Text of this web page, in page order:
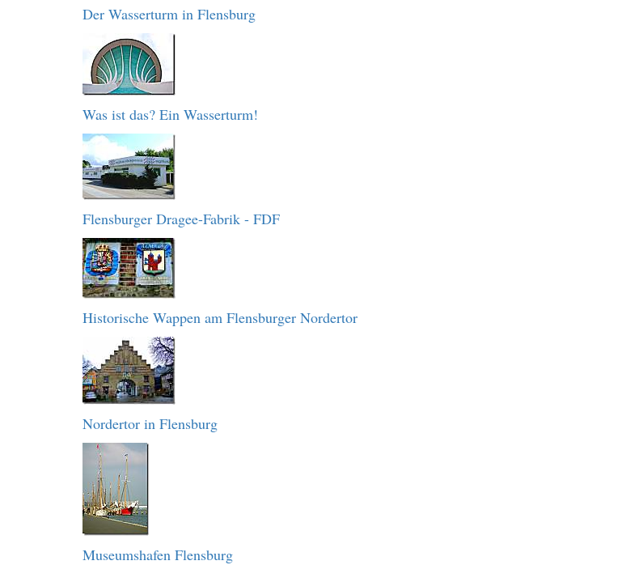
Der Wasserturm in Flensburg
Was ist das? Ein Wasserturm!
Flensburger Dragee-Fabrik - FDF
Historische Wappen am Flensburger Nordertor
Nordertor in Flensburg
Museumshafen Flensburg